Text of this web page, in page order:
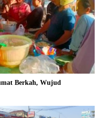
Berkah, Wujud